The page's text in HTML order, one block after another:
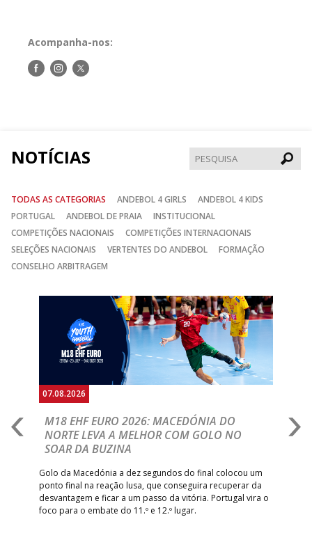
Acompanha-nos:
Siga-Siga-Siga-
NOTÍCIAS
TODAS AS CATEGORIAS ANDEBOL 4 GIRLS
ANDEBOL 4 KIDS
PORTUGAL
ANDEBOL DE PRAIA
INSTITUCIONAL
COMPETIÇÕES NACIONAIS
COMPETIÇÕES INTERNACIONAIS
SELEÇÕES NACIONAIS
VERTENTES DO ANDEBOL
FORMAÇÃO
CONSELHO ARBITRAGEM
07.08.2026
M18 EHF EURO 2026: MACEDÓNIA DO
NORTE LEVA A MELHOR COM GOLO NO
SOAR DA BUZINA
Golo da Macedónia a dez segundos do final colocou um
ponto final na reação lusa, que conseguira recuperar da
desvantagem e ficar a um passo da vitória. Portugal vira o
foco para o embate do 11.º e 12.º lugar.